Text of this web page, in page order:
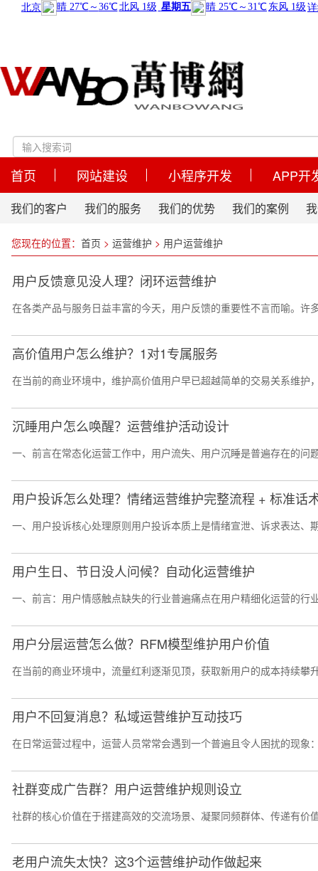
首页 网站建设 小程序开发 APP开
我们的客户 我们的服务 我们的优势 我们的案例
您现在的位置： 首页 > 运营维护 > 用户运营维护
用户反馈意见没人理？闭环运营维护
在各类产品与服务日益丰富的今天，用户反馈的重要性不言而喻。
高价值用户怎么维护？1对1专属服务
在当前的商业环境中，维护高价值用户早已超越简单的交易关系维
沉睡用户怎么唤醒？运营维护活动设计
一、前言在常态化运营工作中，用户流失、用户沉睡是普遍存在的
用户投诉怎么处理？情绪运营维护完整流程 + 标准话
一、用户投诉核心处理原则用户投诉本质上是情绪宣泄、诉求表达
用户生日、节日没人问候？自动化运营维护
一、前言：用户情感触点缺失的行业普遍痛点在用户精细化运营的
用户分层运营怎么做？RFM模型维护用户价值
在当前的商业环境中，流量红利逐渐见顶，获取新用户的成本持续
用户不回复消息？私域运营维护互动技巧
在日常运营过程中，运营人员常常会遇到一个普遍且令人困扰的现
社群变成广告群？用户运营维护规则设立
社群的核心价值在于搭建高效的交流场景、凝聚同频群体、传递有
老用户流失太快？这3个运营维护动作做起来